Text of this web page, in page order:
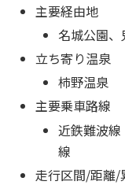
主要経由地
名城公園
立ち寄り温泉
柿野温泉
主要乗車路線
近鉄難波
線
走行区間/距離/